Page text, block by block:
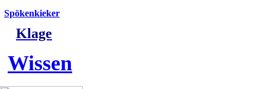
Spökenkieker
Klage
Wissen